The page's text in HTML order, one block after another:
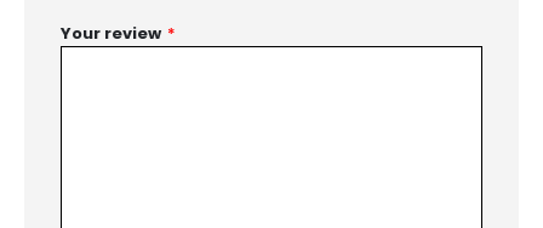
Your review *